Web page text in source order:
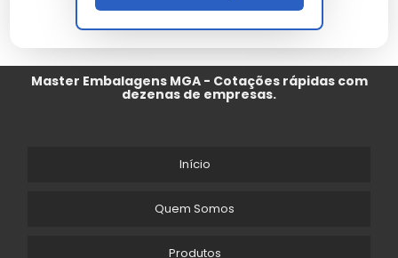
Master Embalagens MGA - Cotações rápidas com
dezenas de empresas.
Início
Quem Somos
Produtos